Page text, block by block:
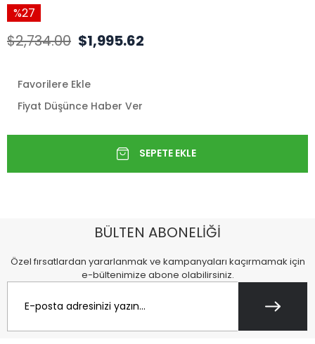
27
$2,734.00 $1,995.62
Favorilere Ekle
Fiyat Düşünce Haber Ver
BÜLTEN ABONELİĞİ
Özel fırsatlardan yararlanmak ve kampanyaları kaçırmamak için
e-bültenimize abone olabilirsiniz.